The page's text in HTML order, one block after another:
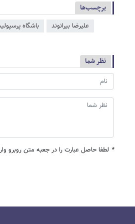
برچسب‌ها
علیرضا بیرانوند باشگاه
نظر شما
* لطفا حاصل عبارت را در جعبه متن روبرو